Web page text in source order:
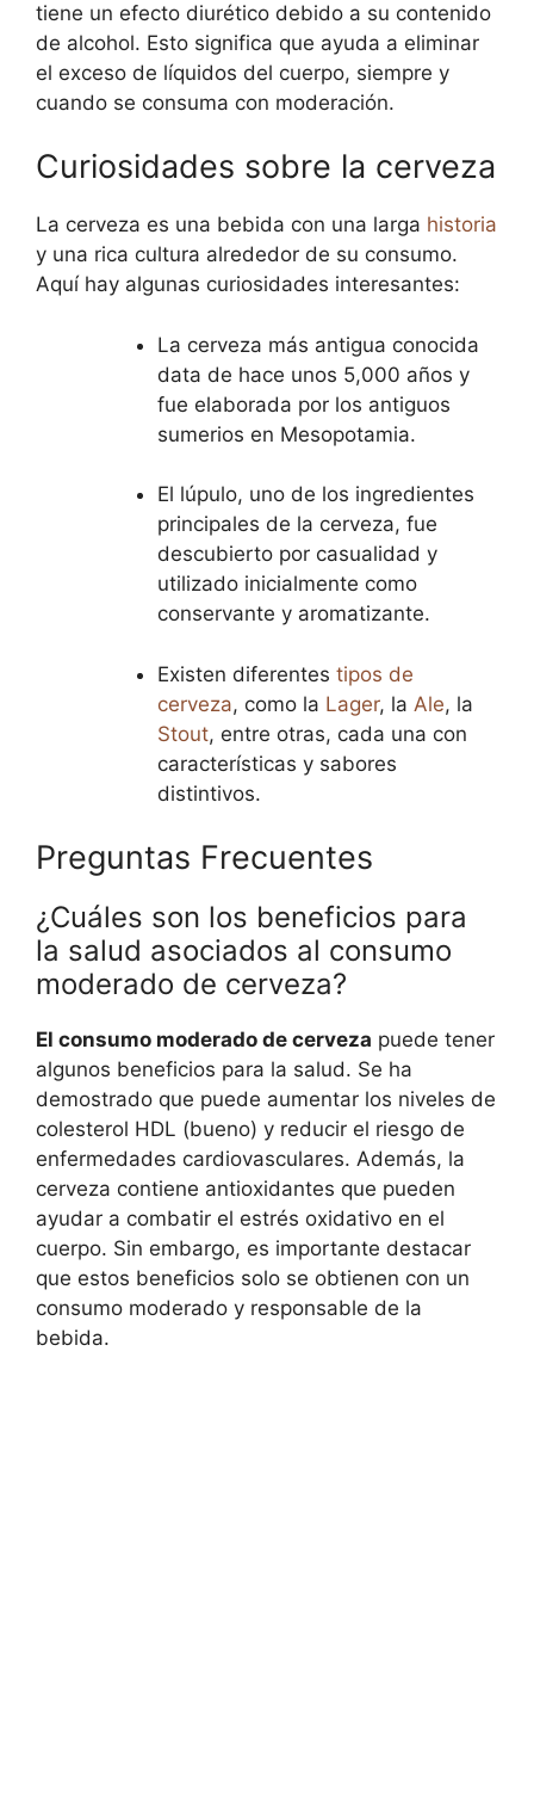
tiene un efecto diurético debido a su contenido
de alcohol. Esto significa que ayuda a eliminar
el exceso de líquidos del cuerpo, siempre y
cuando se consuma con moderación.
Curiosidades sobre la cerveza
La cerveza es una bebida con una larga historia
y una rica cultura alrededor de su consumo.
Aquí hay algunas curiosidades interesantes:
La cerveza más antigua conocida
data de hace unos 5,000 años y
fue elaborada por los antiguos
sumerios en Mesopotamia.
El lúpulo, uno de los ingredientes
principales de la cerveza, fue
descubierto por casualidad y
utilizado inicialmente como
conservante y aromatizante.
Existen diferentes tipos de
cerveza, como la Lager, la Ale, la
Stout, entre otras, cada una con
características y sabores
distintivos.
Preguntas Frecuentes
¿Cuáles son los beneficios para
la salud asociados al consumo
moderado de cerveza?
El consumo moderado de cerveza puede tener
algunos beneficios para la salud. Se ha
demostrado que puede aumentar los niveles de
colesterol HDL (bueno) y reducir el riesgo de
enfermedades cardiovasculares. Además, la
cerveza contiene antioxidantes que pueden
ayudar a combatir el estrés oxidativo en el
cuerpo. Sin embargo, es importante destacar
que estos beneficios solo se obtienen con un
consumo moderado y responsable de la
bebida.